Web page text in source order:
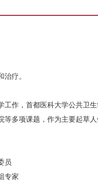
疗。
，首都医科大学公共卫
多项课题，作为主要起草人
员
专家